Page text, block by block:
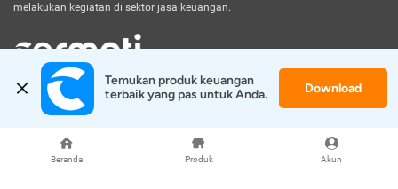
Beranda Produk Akun
melakukan kegiatan di sektor jasa keuangan.
© 2026 Cermati. All Rights Reserved.
Temukan produk keuangan
terbaik yang pas untuk Anda.
Download